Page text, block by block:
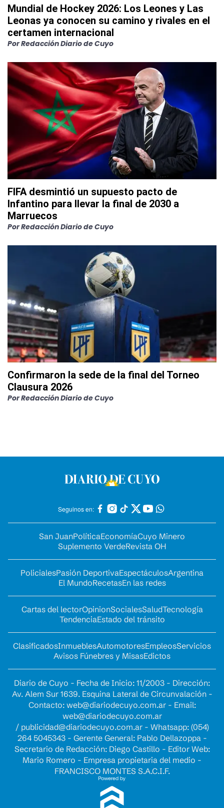
Mundial de Hockey 2026: Los Leones y Las
Leonas ya conocen su camino y rivales en el
certamen internacional
PorRedacción Diario de Cuyo
FIFA desmintió un supuesto pacto de
Infantino para llevar la final de 2030 a
Marruecos
PorRedacción Diario de Cuyo
Confirmaron la sede de la final del Torneo
Clausura 2026
PorRedacción Diario de Cuyo
Seguinos en:
San JuanPolíticaEconomíaCuyo Minero
Suplemento VerdeRevista OH
PolicialesPasión DeportivaEspectáculosArgentina
El MundoRecetasEn las redes
Cartas del lectorOpinionSocialesSaludTecnología
TendenciaEstado del tránsito
ClasificadosInmueblesAutomotoresEmpleosServicios
Avisos Fúnebres y MisasEdictos
Diario de Cuyo - Fecha de Inicio: 11/2003 - Dirección:
Av. Alem Sur 1639. Esquina Lateral de Circunvalación -
Contacto: web@diariodecuyo.com.ar- Email:
web@diariodecuyo.com.ar
/ publicidad@diariodecuyo.com.ar- Whatsapp: (054)
264 5045343 - Gerente General: Pablo Dellazoppa -
Secretario de Redacción: Diego Castillo - Editor Web:
Mario Romero - Empresa propietaria del medio -
FRANCISCO MONTES S.A.C.I.F.